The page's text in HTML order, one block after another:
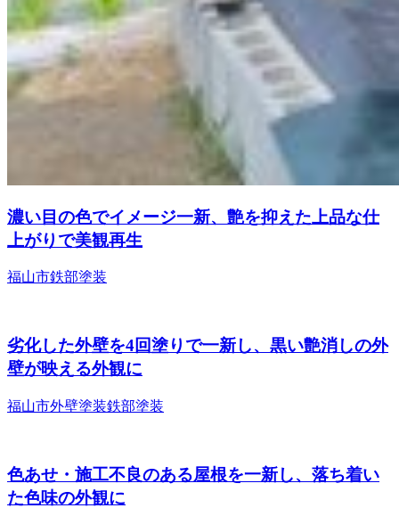
濃い目の色でイメージ一新、艶を抑えた上品な仕
上がりで美観再生
福山市鉄部塗装
劣化した外壁を4回塗りで一新し、黒い艶消しの外
壁が映える外観に
福山市外壁塗装鉄部塗装
色あせ・施工不良のある屋根を一新し、落ち着い
た色味の外観に